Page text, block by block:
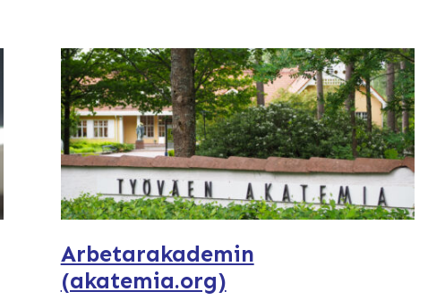
Arbetarakademin
(akatemia.org)